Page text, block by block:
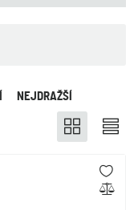
NEJDRAŽŠÍ